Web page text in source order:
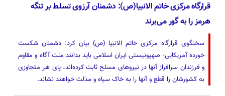
قرارگاه مرکزی خاتم الانبیا(ص): دشمنان آرزوی تسلط بر تنگه
هرمز را به گور می‌برند
سخنگوی قرارگاه مرکزی خاتم الانبیا (ص) بیان کرد: دشمنان شکست
خورده آمریکایی- صهیونیستی ایران اسلامی باید بدانند ملت آگاه و مقاوم
و فرزندان سرافراز آنها در نیروهای مسلح ثابت کرده‌اند، پای هر متجاوزی
به کشورشان را قطع و آنها را به خاک سیاه و مذلت خواهند نشاند.